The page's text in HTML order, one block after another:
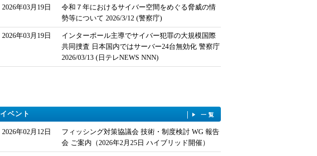
2026年03月19日
令和７年におけるサイバー空間をめぐる脅威の情
勢等について 2026/3/12 (警察庁)
2026年03月19日
インターポール主導でサイバー犯罪の大規模国際
共同捜査 日本国内ではサーバー24台無効化 警察庁
2026/03/13 (日テレNEWS NNN)
イベント 一覧
2026年02月12日
フィッシング対策協議会 技術・制度検討 WG 報告
会 ご案内（2026年2月25日 ハイブリッド開催）